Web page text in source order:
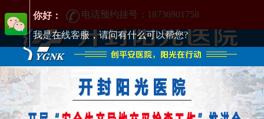
电话预约挂号：18736901758
你好：
我是在线客服，请问有什么可以帮您?